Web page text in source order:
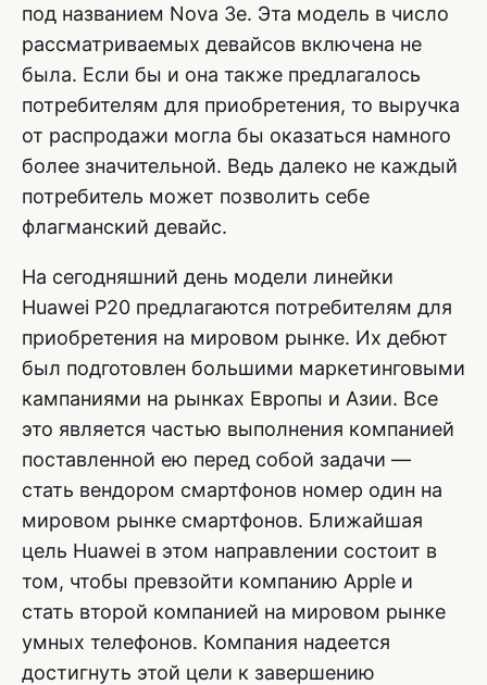
под названием Nova 3e. Эта модель в число
рассматриваемых девайсов включена не
была. Если бы и она также предлагалось
потребителям для приобретения, то выручка
от распродажи могла бы оказаться намного
более значительной. Ведь далеко не каждый
потребитель может позволить себе
флагманский девайс.
На сегодняшний день модели линейки
Huawei P20 предлагаются потребителям для
приобретения на мировом рынке. Их дебют
был подготовлен большими маркетинговыми
кампаниями на рынках Европы и Азии. Все
это является частью выполнения компанией
поставленной ею перед собой задачи —
стать вендором смартфонов номер один на
мировом рынке смартфонов. Ближайшая
цель Huawei в этом направлении состоит в
том, чтобы превзойти компанию Apple и
стать второй компанией на мировом рынке
умных телефонов. Компания надеется
достигнуть этой цели к завершению